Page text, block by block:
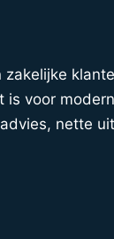
is voor
nette